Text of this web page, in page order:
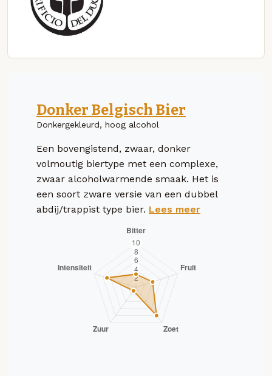
Donker Belgisch Bier
Donkergekleurd, hoog alcohol
Een bovengistend, zwaar, donker
volmoutig biertype met een complexe,
zwaar alcoholwarmende smaak. Het is
een soort zware versie van een dubbel
abdij/trappist type bier. Lees meer